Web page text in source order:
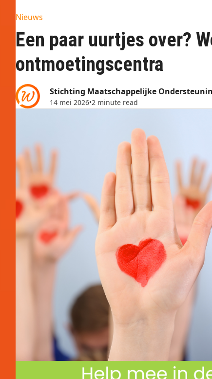
Nieuws
Een paar uurtjes over?
ontmoetingscentra
Stichting Maatschappelijke
14 mei 2026•2 minute read